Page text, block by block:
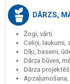
DĀRZS,
Žogi, vārti
Celiņi, laukumi,
Dīķi, baseini,
Dārza būves,
Dārza